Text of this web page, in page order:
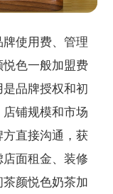
使用费、管理
色一般加盟费
品牌授权和初
铺规模和市场
直接沟通，获
面租金、装修
颜悦色奶茶加